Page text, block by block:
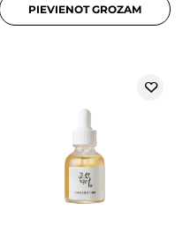
PIEVIENOT GROZAM